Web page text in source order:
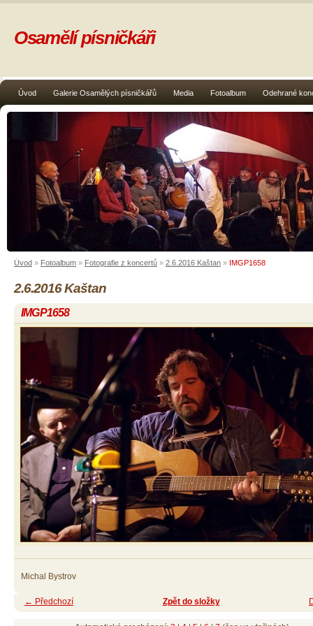
Úvod Galerie Osamělých písničkářů Media Fotoalbum Odehrané
Osamělí písničkáři
Úvod » Fotoalbum » Fotografie z koncertů » 2.6.2016 Kaštan » IMGP1658
2.6.2016 Kaštan
IMGP1658
Michal Bystrov
← Předchozí Zpět do složky